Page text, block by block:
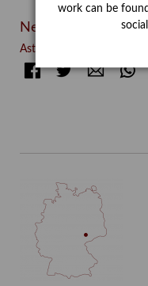
Neueste Beiträge
Asta Gröting: Wolf and
FacebookTwitterE-mail
work can be